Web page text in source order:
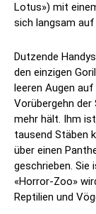
Lotus») mit
sich langsam
Dutzende
den einzigen
leeren Augen
Vorübergehn
mehr hält. Ihm
tausend Stäben
über einen
geschrieben. Sie
«Horror-Zoo»
Reptilien und